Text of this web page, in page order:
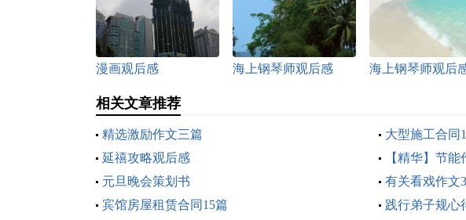
漫画观后感 海上钢琴师观后感
海上钢琴师观后
相关文章推荐
精选激励作文三篇
大型施工合同
延禧攻略观后感
【精华】节能
元旦晚会策划书
有关看戏作文
宾馆房屋租赁合同15篇
践行弟子规心